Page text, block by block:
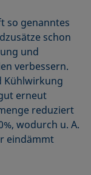
so genanntes
schon
und
verbessern.
Kühlwirkung
erneut
reduziert
wodurch u. A.
eindämmt